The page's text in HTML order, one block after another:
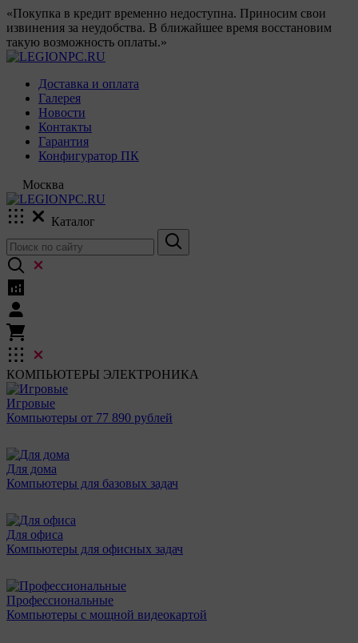
«Покупка в кредит временно недоступна. Приносим свои
извинения за неудобства. В ближайшее время восстановим
такую возможность оплаты.»
Доставка и оплата
Галерея
Новости
Контакты
Гарантия
Конфигуратор ПК
Москва
Каталог
КОМПЬЮТЕРЫ ЭЛЕКТРОНИКА
Игровые
Компьютеры от 77 890 рублей
Для дома
Компьютеры для базовых задач
Для офиса
Компьютеры для офисных задач
Профессиональные
Компьютеры с мощной видеокартой